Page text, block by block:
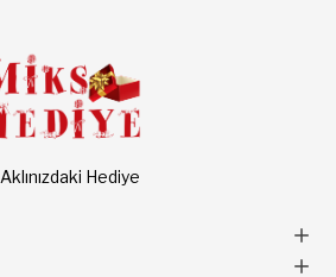
Aklınızdaki Hediye